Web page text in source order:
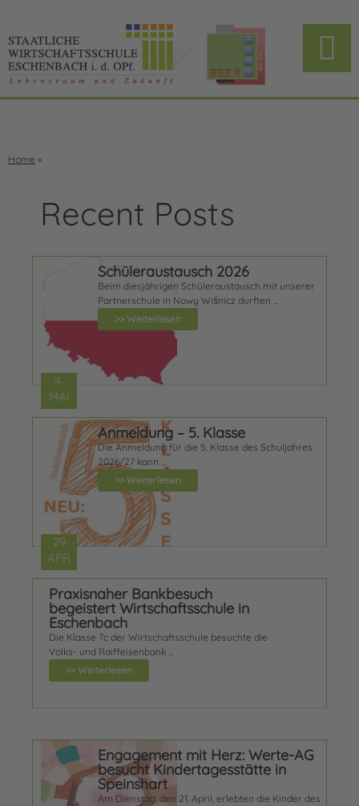
Home »
Recent Posts
4.
MAI
Schüleraustausch 2026
Beim diesjährigen Schüleraustausch mit unserer
Partnerschule in Nowy Wiśnicz durften …
>> Weiterlesen
29
APR
Anmeldung – 5. Klasse
Die Anmeldung für die 5. Klasse des Schuljahres
2026/27 kann …
>> Weiterlesen
Praxisnaher Bankbesuch
begeistert Wirtschaftsschule in
Eschenbach
Die Klasse 7c der Wirtschaftsschule besuchte die
Volks- und Raiffeisenbank …
>> Weiterlesen
Engagement mit Herz: Werte-AG
besucht Kindertagesstätte in
Speinshart
Am Dienstag, den 21. April, erlebten die Kinder des